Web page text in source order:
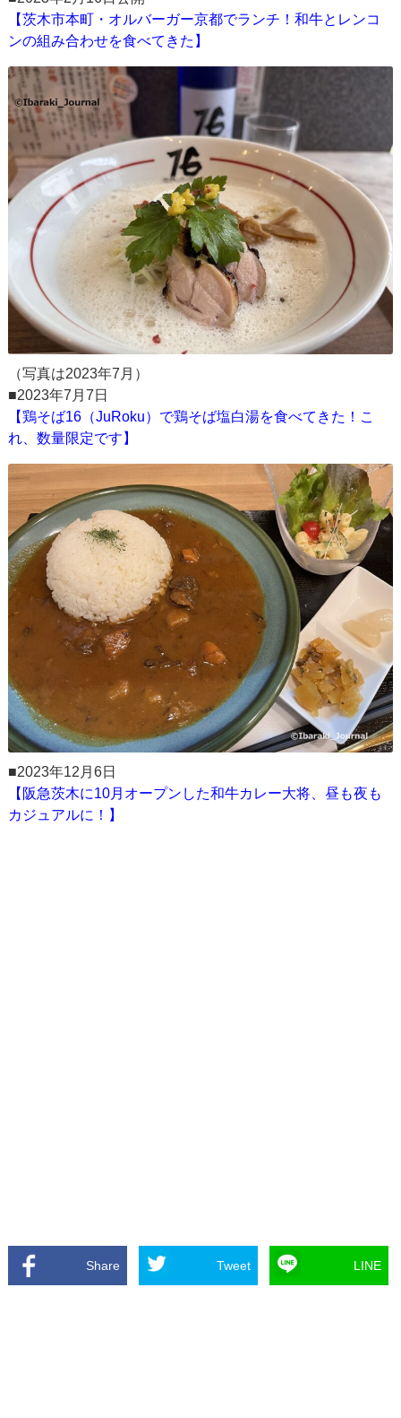
【茨木市本町・オルバーガー京都でランチ！和牛とレンコ
ンの組み合わせを食べてきた】
（写真は2023年7月）
■2023年7月7日
【鶏そば16（JuRoku）で鶏そば塩白湯を食べてきた！こ
れ、数量限定です】
■2023年12月6日
【阪急茨木に10月オープンした和牛カレー大将、昼も夜も
カジュアルに！】
Share Tweet LINE